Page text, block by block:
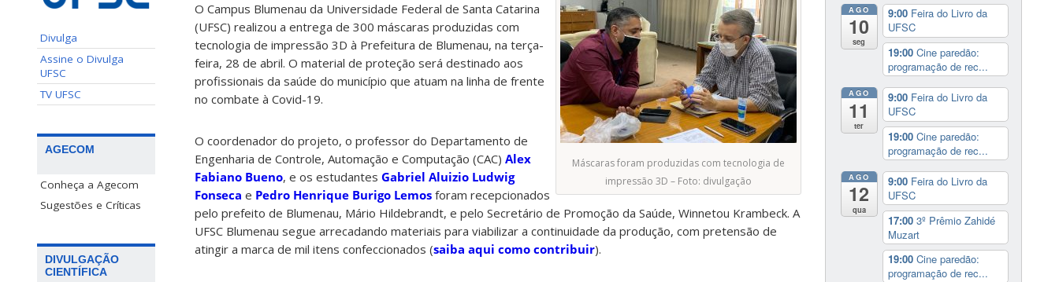
Divulga
Assine o Divulga
UFSC
TV UFSC
AGECOM
Conheça a Agecom
Sugestões e Críticas
DIVULGAÇÃO
CIENTÍFICA
Máscaras foram produzidas com tecnologia de
impressão 3D – Foto: divulgação
O Campus Blumenau da Universidade Federal de Santa Catarina
(UFSC) realizou a entrega de 300 máscaras produzidas com
tecnologia de impressão 3D à Prefeitura de Blumenau, na terça-
feira, 28 de abril. O material de proteção será destinado aos
profissionais da saúde do município que atuam na linha de frente
no combate à Covid-19.
O coordenador do projeto, o professor do Departamento de
Engenharia de Controle, Automação e Computação (CAC) Alex
Fabiano Bueno, e os estudantes Gabriel Aluizio Ludwig
Fonseca e Pedro Henrique Burigo Lemos foram recepcionados
pelo prefeito de Blumenau, Mário Hildebrandt, e pelo Secretário de Promoção da Saúde, Winnetou Krambeck. A
UFSC Blumenau segue arrecadando materiais para viabilizar a continuidade da produção, com pretensão de
atingir a marca de mil itens confeccionados (saiba aqui como contribuir).
AGO
10
seg
9:00 Feira do Livro da
UFSC
19:00 Cine paredão:
programação de rec...
AGO
11
ter
9:00 Feira do Livro da
UFSC
19:00 Cine paredão:
programação de rec...
AGO
12
qua
9:00 Feira do Livro da
UFSC
17:00 3º Prêmio Zahidé
Muzart
19:00 Cine paredão:
programação de rec...